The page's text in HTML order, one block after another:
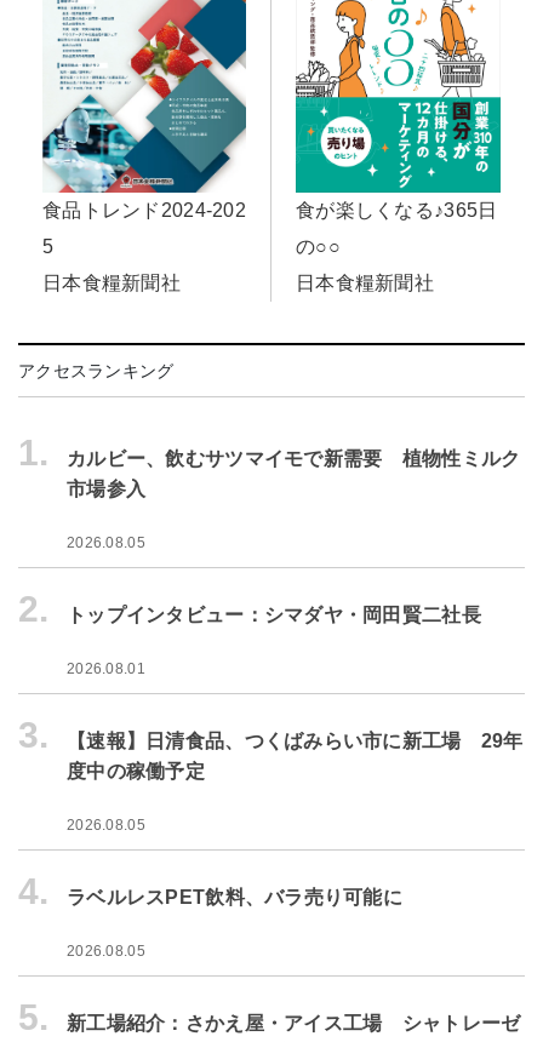
食品トレンド2024-202
5
日本食糧新聞社
食が楽しくなる♪365日
の○○
日本食糧新聞社
アクセスランキング
1.
カルビー、飲むサツマイモで新需要 植物性ミルク
市場参入
2026.08.05
2. トップインタビュー：シマダヤ・岡田賢二社長
2026.08.01
3.
【速報】日清食品、つくばみらい市に新工場 29年
度中の稼働予定
2026.08.05
4. ラベルレスPET飲料、バラ売り可能に
2026.08.05
5.
新工場紹介：さかえ屋・アイス工場 シャトレーゼ